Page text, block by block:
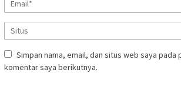
Simpan nama, email, dan situs web saya pada
komentar saya berikutnya.